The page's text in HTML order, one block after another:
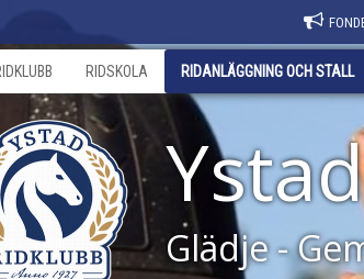
RIDSKOLA RIDANLÄGGNING OCH STALL
Glädje -